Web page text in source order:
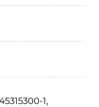
1,